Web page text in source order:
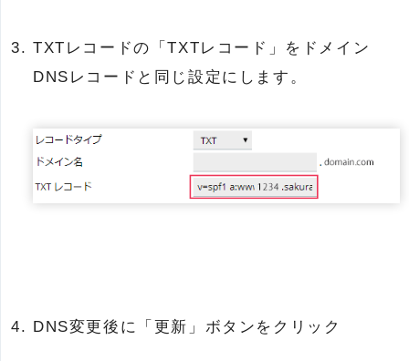
TXTレコードの「TXTレコード」をドメイン
DNSレコードと同じ設定にします。
DNS変更後に「更新」ボタンをクリック